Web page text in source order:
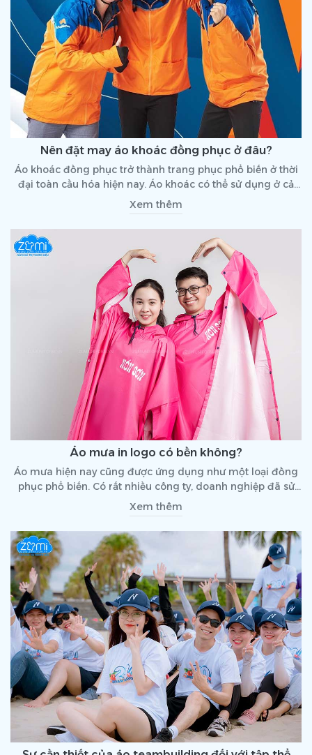
Nên đặt may áo khoác đồng phục ở đâu?
Áo khoác đồng phục trở thành trang phục phổ biến ở thời
đại toàn cầu hóa hiện nay. Áo khoác có thể sử dụng ở cả
thời tiết nóng và lạnh nên vô cùng tiện lợi. Do đó, việc đặt
may áo khoác cũng vô cùng quan trọng, nhằm có được
những chiếc áo chất lượng, thoải mái và có độ bền cao.
Xem thêm
Áo mưa in logo có bền không?
Áo mưa hiện nay cũng được ứng dụng như một loại đồng
phục phổ biến. Có rất nhiều công ty, doanh nghiệp đã sử
dụng áo mưa như một loại đồng phục. Sản phẩm này
không chỉ có thể ứng dụng trong nội bộ, mà còn có thể
xem như món quà tặng gửi đến khách hàng, đối tác. Vậy
các sản phẩm áo mưa in logo có bền không?
Xem thêm